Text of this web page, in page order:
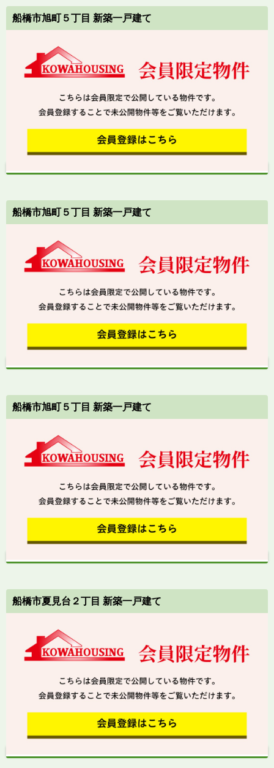
船橋市旭町５丁目 新築一戸建て
船橋市旭町５丁目 新築一戸建て
船橋市旭町５丁目 新築一戸建て
船橋市夏見台２丁目 新築一戸建て